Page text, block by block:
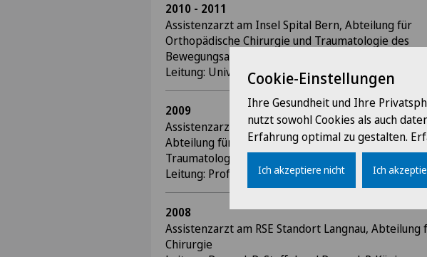
2010 - 2011
Assistenzarzt am Insel Spital Bern, Abteilung für
Orthopädische Chirurgie und Traumatologie des
Bewegungsapparats
Leitung: Univ. Prof. Dr. med. K. A. Siebenrock
2009
Assistenzarzt am Spital Ziegler (Spital Netz Bern),
Abteilung für Orthopädische Chirurgie und
Traumatologie des Bewegungsapparats
Leitung: Prof. Dr. med. H. Nötzli
2008
Assistenzarzt am RSE Standort Langnau, Abteilung
Chirurgie
Cookie-Einstellungen
Ihre Gesundheit und Ihre
nutzt sowohl Cookies als auch
Erfahrung optimal zu gestalten.
Ich akzeptiere nicht Ich